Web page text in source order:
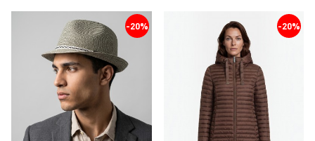
-20% -20%